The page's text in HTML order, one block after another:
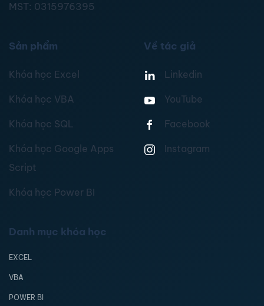
MST: 0315976395
Sản phẩm
Khóa học Excel
Khóa học VBA
Khóa học SQL
Khóa học Google Apps
Script
Khóa học Power BI
Về tác giả
Linkedin
YouTube
Facebook
Instagram
Danh mục khóa học
EXCEL
VBA
POWER BI